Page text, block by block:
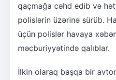
qaçmağa cəhd edib və
polislərin üzərinə sürüb.
üçün polislər havaya
məcburiyyətində qalıblar.
İlkin olaraq başqa bir